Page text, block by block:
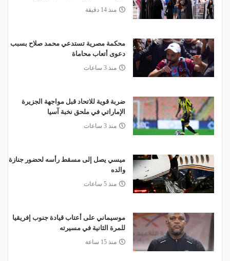
منذ 14 دقيقة
محكمة مصرية تستدعي محمد صلاح بسبب
دعوى أتعاب محاماة
منذ 3 ساعات
ضربة قوية للاتحاد قبل مواجهة الجزيرة
الإماراتي في ملحق نخبة آسيا
منذ 3 ساعات
ميسي يصل إلى مسقط رأسه لحضور جنازة
والده
منذ 5 ساعات
موسيماني على أعتاب قيادة جنوب إفريقيا
للمرة الثانية في مسيرته
منذ 15 ساعة